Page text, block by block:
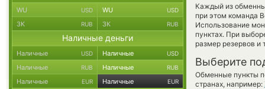
Каждый из
при этом команда
Использование
пунктах. При
размер резервов и
Выберите
Обменные пункты
странах, например:
WU USD WU USD
ЗК RUB ЗК RUB
Наличные деньги
Наличные USD Наличные USD
Наличные RUB Наличные RUB
Наличные EUR Наличные EUR